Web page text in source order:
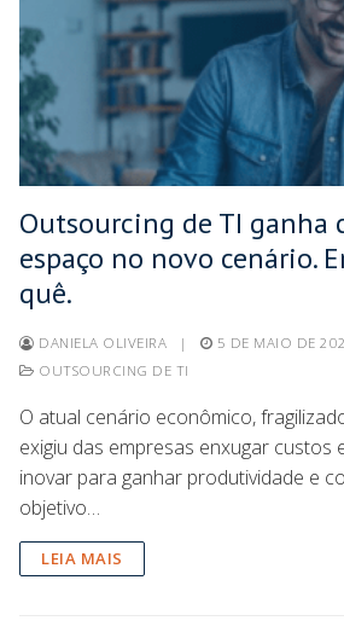
Outsourcing de TI ganha
espaço no novo cenário.
quê.
DANIELA OLIVEIRA | 5 DE MAIO DE
OUTSOURCING DE TI
O atual cenário econômico,
exigiu das empresas enxugar custos
inovar para ganhar produtividade e
objetivo…
LEIA MAIS